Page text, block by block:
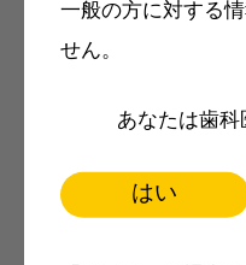
一般の方に対する
せん。
あなたは歯科
はい
メ